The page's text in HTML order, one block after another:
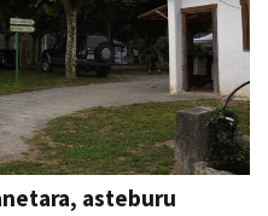
asteburu